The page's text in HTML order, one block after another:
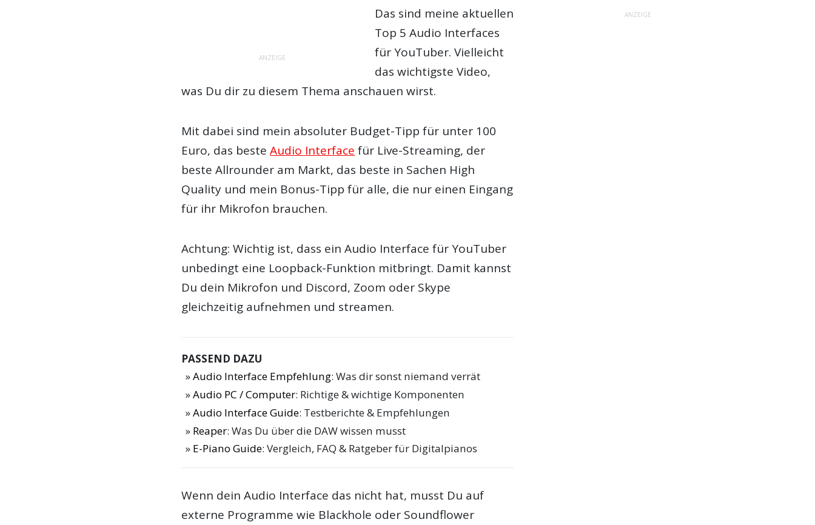
ANZEIGE
Das sind meine aktuellen
Top 5 Audio Interfaces
für YouTuber. Vielleicht
das wichtigste Video,
was Du dir zu diesem Thema anschauen wirst.
Mit dabei sind mein absoluter Budget-Tipp für unter 100
Euro, das besteAudio Interface für Live-Streaming, der
beste Allrounder am Markt, das beste in Sachen High
Quality und mein Bonus-Tipp für alle, die nur einen Eingang
für ihr Mikrofon brauchen.
Achtung: Wichtig ist, dass ein Audio Interface für YouTuber
unbedingt eine Loopback-Funktion mitbringt. Damit kannst
Du dein Mikrofon und Discord, Zoom oder Skype
gleichzeitig aufnehmen und streamen.
PASSEND DAZU
Audio Interface Empfehlung: Was dir sonst niemand verrät
Audio PC / Computer: Richtige & wichtige Komponenten
Audio Interface Guide: Testberichte & Empfehlungen
Reaper: Was Du über die DAW wissen musst
E-Piano Guide: Vergleich, FAQ & Ratgeber für Digitalpianos
Wenn dein Audio Interface das nicht hat, musst Du auf
externe Programme wie Blackhole oder Soundflower
ANZEIGE